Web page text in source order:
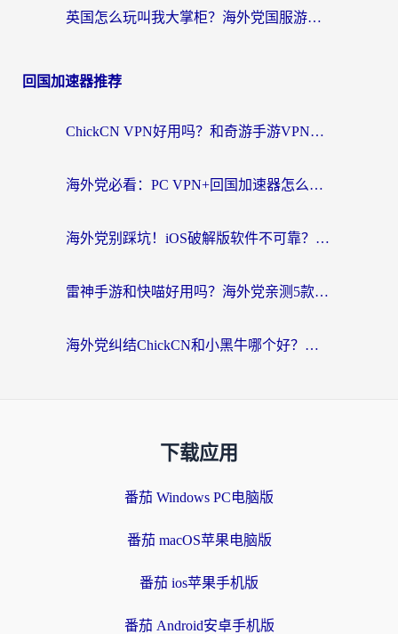
英国怎么玩叫我大掌柜？海外党国服游戏加速避坑指南（附实测推荐）
回国加速器推荐
ChickCN VPN好用吗？和奇游手游VPN对比哪个回国效果更好？海外党亲测实用指南
海外党必看：PC VPN+回国加速器怎么选？无缝访问国内资源全攻略
海外党别踩坑！iOS破解版软件不可靠？教你选对回国加速器无缝看国内资源
雷神手游和快喵好用吗？海外党亲测5款回国加速器，附斧牛Bling对比+微信视频号解决办法
海外党纠结ChickCN和小黑牛哪个好？一篇帮你选对回国加速器的实用指南
下载应用
番茄 Windows PC电脑版
番茄 macOS苹果电脑版
番茄 ios苹果手机版
番茄 Android安卓手机版